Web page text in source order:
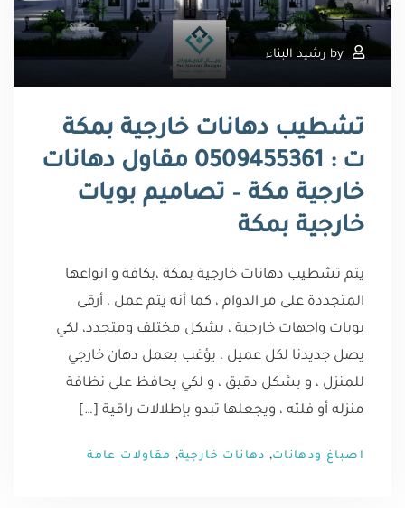
by رشيد البناء
تشطيب دهانات خارجية بمكة
ت : 0509455361 مقاول دهانات
خارجية مكة – تصاميم بويات
خارجية بمكة
يتم تشطيب دهانات خارجية بمكة ،بكافة و انواعها
المتجددة على مر الدوام ، كما أنه يتم عمل ، أرقى
بويات واجهات خارجية ، بشكل مختلف ومتجدد، لكي
يصل جديدنا لكل عميل ، يؤغب بعمل دهان خارجي
للمنزل ، و بشكل دقيق ، و لكي يحافظ على نظافة
منزله أو فلته ، ويجعلها تبدو بإطلالات راقية […]
اصباغ ودهانات, دهانات خارجية, مقاولات عامة